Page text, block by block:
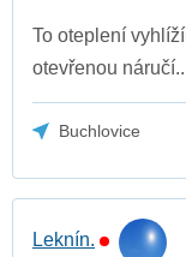
To oteplení
otevřenou
Buchlovice
Leknín.